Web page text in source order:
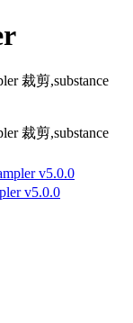
裁剪,substance
裁剪,substance
v5.0.0